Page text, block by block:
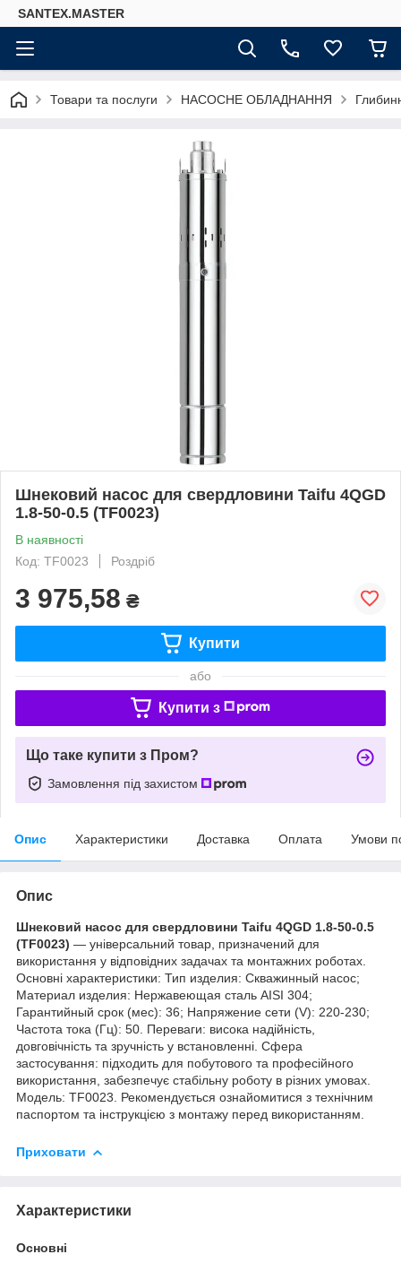
SANTEX.MASTER
Товари та послуги НАСОСНЕ ОБЛАДНАННЯ
Шнековий насос для свердловини Taifu 4QGD
1.8-50-0.5 (TF0023)
В наявності
Код: TF0023
Роздріб
3 975,58 ₴
Купити
або
Купити з
Що таке купити з Пром?
Замовлення під захистом
Опис Характеристики Доставка Оплата Умови
Опис
Шнековий насос для свердловини Taifu 4QGD 1.8-50-0.5
(TF0023) — універсальний товар, призначений для
використання у відповідних задачах та монтажних роботах.
Основні характеристики: Тип изделия: Скважинный насос;
Материал изделия: Нержавеющая сталь AISI 304;
Гарантийный срок (мес): 36; Напряжение сети (V): 220-230;
Частота тока (Гц): 50. Переваги: висока надійність,
довговічність та зручність у встановленні. Сфера
застосування: підходить для побутового та професійного
використання, забезпечує стабільну роботу в різних умовах.
Модель: TF0023. Рекомендується ознайомитися з технічним
паспортом та інструкцією з монтажу перед використанням.
Приховати
Характеристики
Основні